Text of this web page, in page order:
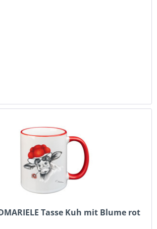
Tasse Kuh mit Blume rot